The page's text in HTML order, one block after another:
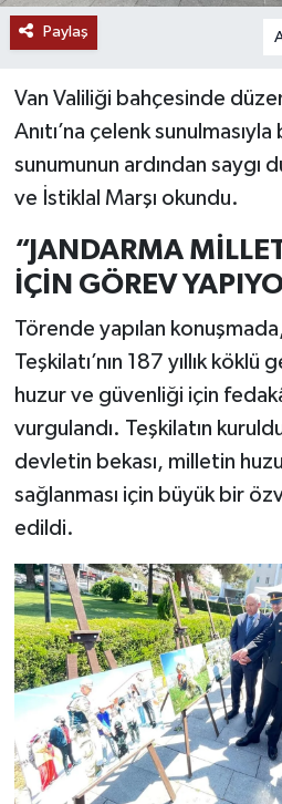
Paylaş
Van Valiliği bahçesinde
Anıtı’na çelenk
sunumunun ardından saygı
ve İstiklal Marşı okundu.
“JANDARMA
İÇİN GÖREV
Törende yapılan
Teşkilatı’nın 187 yıllık köklü
huzur ve güvenliği için
vurgulandı. Teşkilatın
devletin bekası, milletin
sağlanması için büyük bir
edildi.